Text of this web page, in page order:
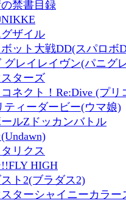
禁書目録
ザイル
ット大戦DD(スパロボ
グレイレイヴン(パニグ
ターズ
ネクト！Re:Dive (プリ
ティーダービー(ウマ娘)
ールZドッカンバトル
リクス
HIGH
ト2(ブラダス2)
ターシャイニーカラー